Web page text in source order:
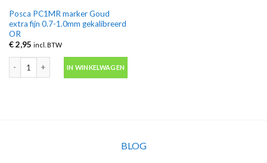
Posca PC1MR marker Goud
extra fijn 0.7-1.0mm gekalibreerd
OR
€2,95 incl. BTW
IN WINKELWAGEN
BLOG